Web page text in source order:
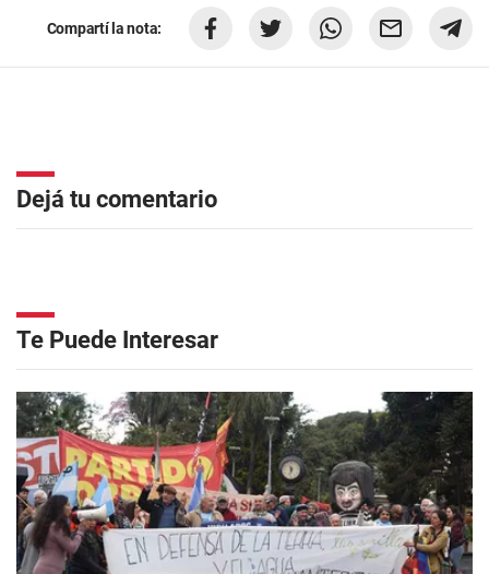
Compartí la nota:
Dejá tu comentario
Te Puede Interesar